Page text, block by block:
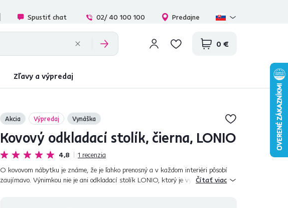
Spustiť chat 02/ 40 100 100 Predajne
0 €
Zľavy a výpredaj
Akcia Výpredaj Vynáška
Kovový odkladací stolík, čierna, LONIO
4,8 1 recenzia
O kovovom nábytku je známe, že je ľahko prenosný a v každom interiéri pôsobí
zaujímavo. Výnimkou nie je ani odkladací stolík LONIO, ktorý je vyrobený z
Čítať viac